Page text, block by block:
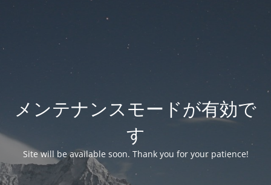
メンテナンスモードが有効で
す
Site will be available soon. Thank you for your patience!